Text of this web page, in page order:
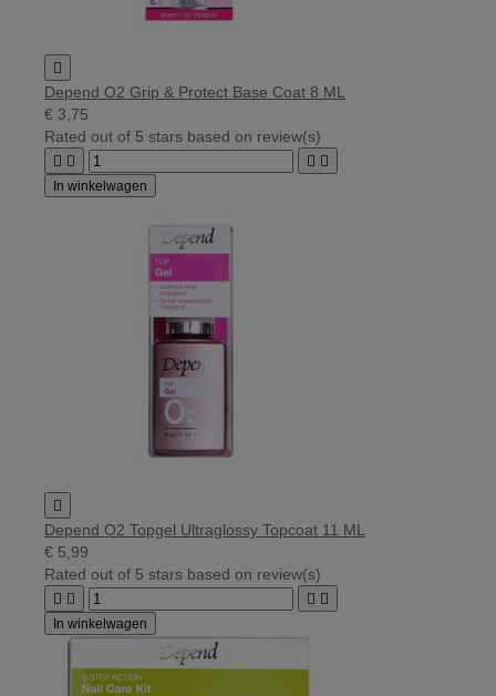

Depend O2 Grip & Protect Base Coat 8 ML
€ 3,75
Rated out of 5 stars based on review(s)
   
In winkelwagen

Depend O2 Topgel Ultraglossy Topcoat 11 ML
€ 5,99
Rated out of 5 stars based on review(s)
   
In winkelwagen